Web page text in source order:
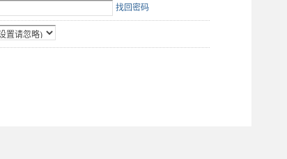
找回密码